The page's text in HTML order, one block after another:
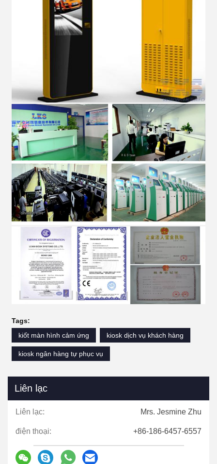
Tags:
kiốt màn hình cảm ứng
kiosk dịch vụ khách hàng
kiosk ngân hàng tự phục vụ
Liên lạc
Liên lạc: Mrs. Jesmine Zhu
điện thoại: +86-186-6457-6557